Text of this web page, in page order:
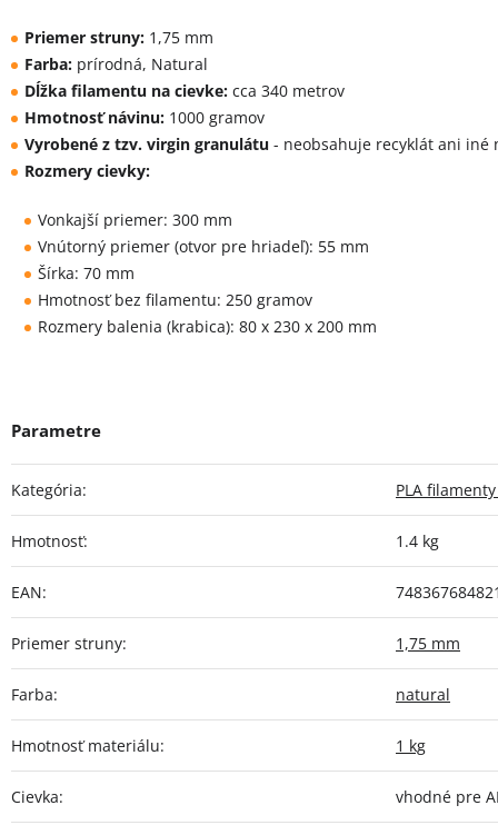
Priemer struny: 1,75 mm
Farba: prírodná, Natural
Dĺžka filamentu na cievke: cca 340 metrov
Hmotnosť návinu: 1000 gramov
Vyrobené z tzv. virgin granulátu - neobsahuje recyklát ani
Rozmery cievky:
Vonkajší priemer: 300 mm
Vnútorný priemer (otvor pre hriadeľ): 55 mm
Šírka: 70 mm
Hmotnosť bez filamentu: 250 gramov
Rozmery balenia (krabica): 80 x 230 x 200 mm
Kategória: PLA
Hmotnosť: 1.4 kg
EAN:
Priemer struny: 1,75 mm
Farba: natural
Hmotnosť materiálu: 1 kg
Cievka: vhodné pre